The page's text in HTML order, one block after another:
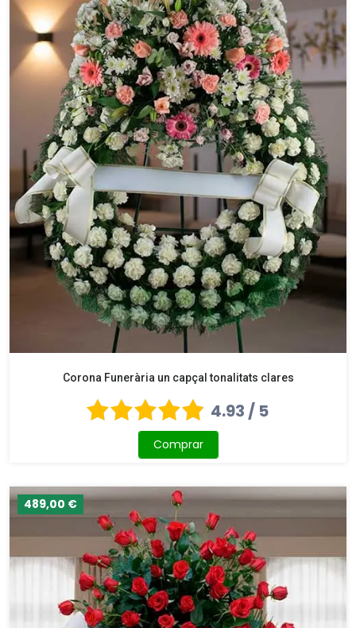
Corona Funerària un capçal tonalitats clares
4.93 / 5
Comprar
489,00 €